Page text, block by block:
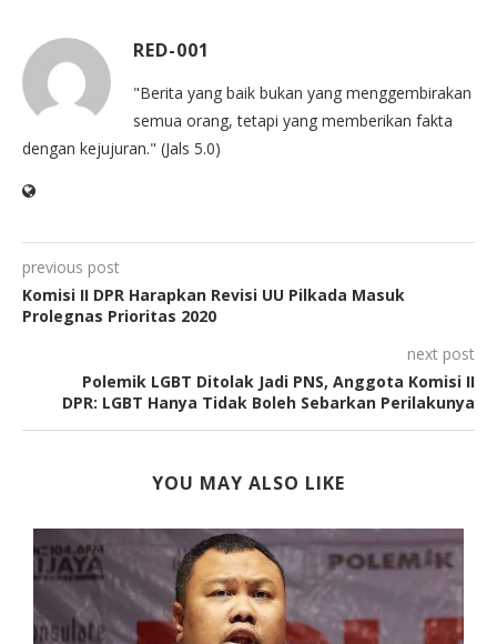
RED-001
"Berita yang baik bukan yang menggembirakan
semua orang, tetapi yang memberikan fakta
dengan kejujuran." (Jals 5.0)
previous post
Komisi II DPR Harapkan Revisi UU Pilkada Masuk
Prolegnas Prioritas 2020
next post
Polemik LGBT Ditolak Jadi PNS, Anggota Komisi II
DPR: LGBT Hanya Tidak Boleh Sebarkan Perilakunya
YOU MAY ALSO LIKE